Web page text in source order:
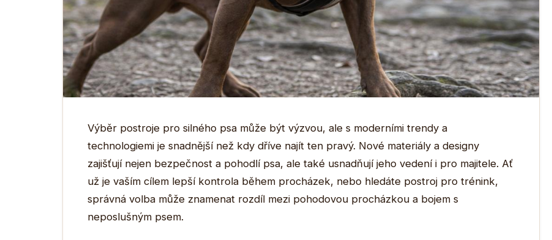
Výběr postroje pro silného psa může být výzvou, ale s moderními trendy a
technologiemi je snadnější než kdy dříve najít ten pravý. Nové materiály a designy
zajišťují nejen bezpečnost a pohodlí psa, ale také usnadňují jeho vedení i pro majitele. Ať
už je vaším cílem lepší kontrola během procházek, nebo hledáte postroj pro trénink,
správná volba může znamenat rozdíl mezi pohodovou procházkou a bojem s
neposlušným psem.